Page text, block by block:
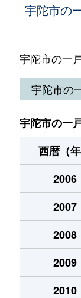
榛原天満
榛原天満
榛原天満
榛原萩原
榛原ひのき
榛原福西
室生大野
宇陀市の
宇陀市の一
宇陀市の
宇陀市の一
西暦（年
2006
2007
2008
2009
2010